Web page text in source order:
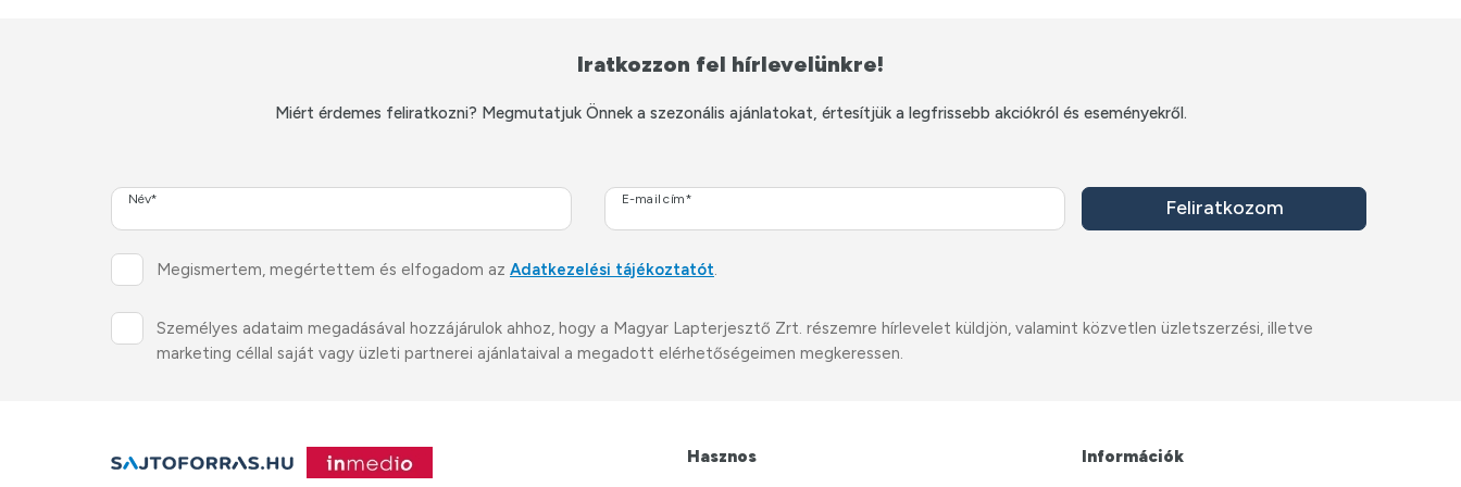
Iratkozzon fel hírlevelünkre!
Miért érdemes feliratkozni? Megmutatjuk Önnek a szezonális ajánlatokat, értesítjük a legfrissebb akciókról és eseményekről.
Név* E-mail cím* Feliratkozom
Megismertem, megértettem és elfogadom az Adatkezelési tájékoztatót.
Személyes adataim megadásával hozzájárulok ahhoz, hogy a Magyar Lapterjesztő Zrt. részemre hírlevelet küldjön, valamint közvetlen üzletszerzési, illetve
marketing céllal saját vagy üzleti partnerei ajánlataival a megadott elérhetőségeimen megkeressen.
Hasznos Információk